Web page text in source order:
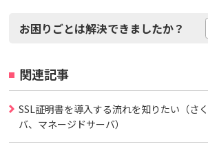
お困りごとは解決できましたか？
関連記事
SSL証明書を導入する流れを知りたい（さ
バ、マネージドサーバ）